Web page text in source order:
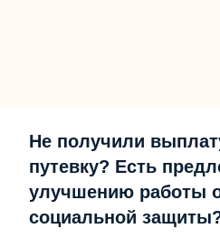
Не получили
путевку? Есть
улучшению работы
социальной